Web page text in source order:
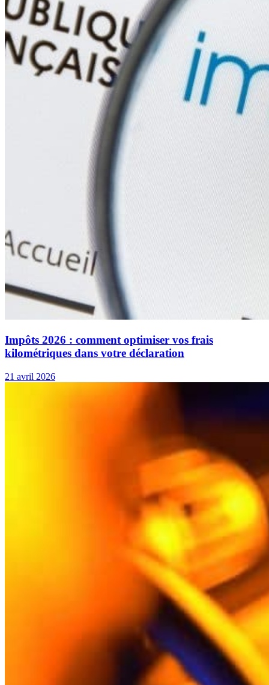
Impôts 2026 : comment optimiser vos frais
kilométriques dans votre déclaration
21 avril 2026